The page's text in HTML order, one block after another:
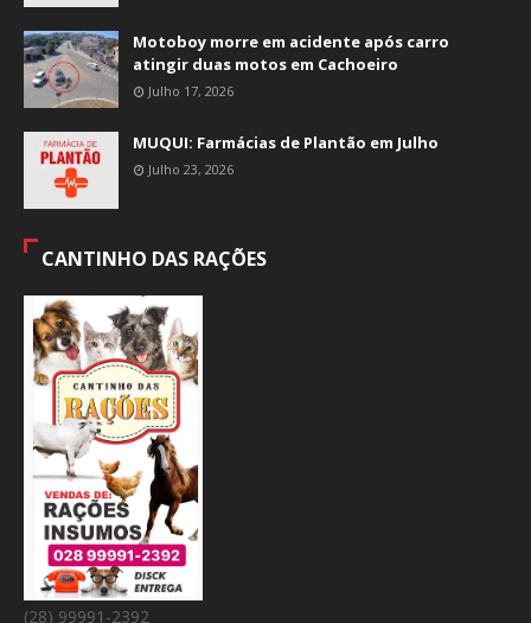
Motoboy morre em acidente após carro
atingir duas motos em Cachoeiro
Julho 17, 2026
MUQUI: Farmácias de Plantão em Julho
Julho 23, 2026
CANTINHO DAS RAÇÕES
(28) 99991-2392